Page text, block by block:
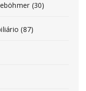
(30)
(87)